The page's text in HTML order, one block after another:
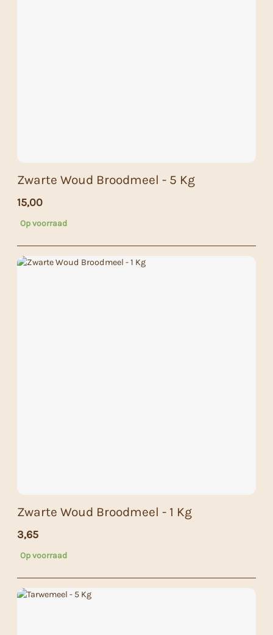
Zwarte Woud Broodmeel - 5 Kg
15,00
Op voorraad
Zwarte Woud Broodmeel - 1 Kg
3,65
Op voorraad